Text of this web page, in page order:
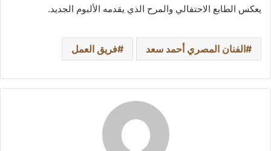
يعكس الطابع الاحتفالي والمرح الذي يقدمه الألبوم الجديد.
الفنان المصري أحمد سعد فريق العمل